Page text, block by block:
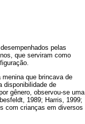
pelas
que serviram como
que brincava de
disponibilidade de
gênero, observou-se uma
1989; Harris, 1999;
com crianças em diversos